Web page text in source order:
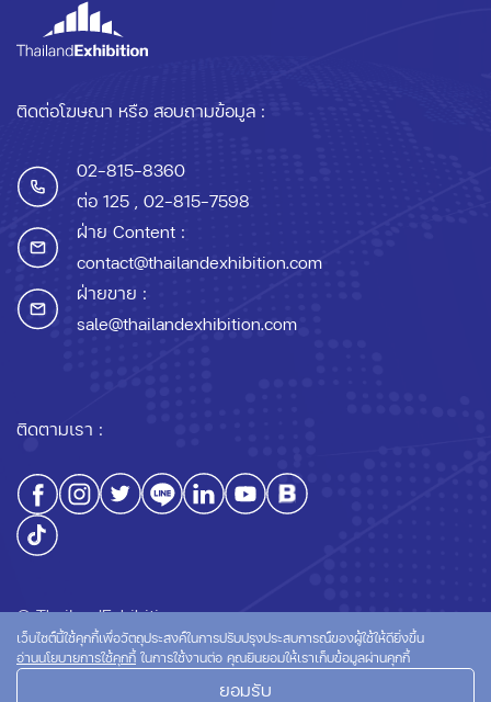
ติดต่อโฆษณา หรือ สอบถามข้อมูล :
02-815-8360
ต่อ 125 , 02-815-7598
ฝ่าย Content :
contact@thailandexhibition.com
ฝ่ายขาย :
sale@thailandexhibition.com
ติดตามเรา :
© ThailandExhibition.com
นโยบายการใช้คุกกี้
เว็บไซต์นี้ใช้คุกกี้เพื่อวัตถุประสงค์ในการปรับปรุงประสบการณ์ของผู้ใช้ให้ดียิ่งขึ้น
อ่านนโยบายการใช้คุกกี้ ในการใช้งานต่อ คุณยินยอมให้เราเก็บข้อมูลผ่านคุกกี้
ยอมรับ